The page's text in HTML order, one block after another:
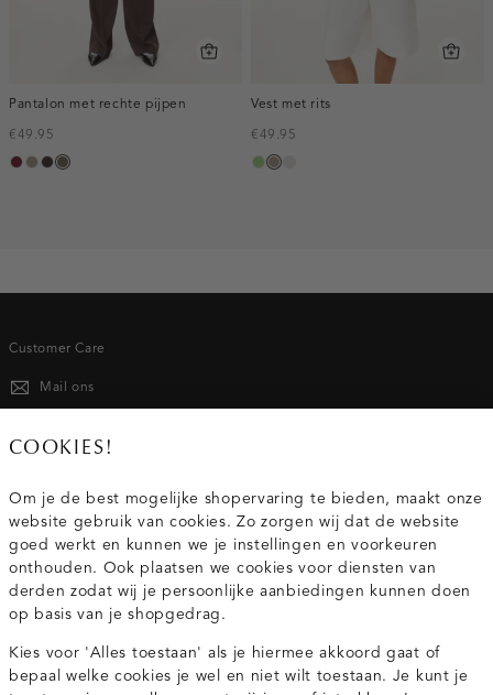
Pantalon met rechte pijpen
€49.95
bordeaux,
taupe,
choco,
bruin
Vest met rits
€49.95
lichtgroen
taupe,
Customer Care
Mail ons
020 - 3412 667
Service
Wij zijn Costes
Topcategorieën voor jou
COOKIES!
Om je de best mogelijke shopervaring te bieden, maakt onze
website gebruik van cookies. Zo zorgen wij dat de website
goed werkt en kunnen we je instellingen en voorkeuren
onthouden. Ook plaatsen we cookies voor diensten van
derden zodat wij je persoonlijke aanbiedingen kunnen doen
op basis van je shopgedrag.
Kies voor 'Alles toestaan' als je hiermee akkoord gaat of
bepaal welke cookies je wel en niet wilt toestaan. Je kunt je